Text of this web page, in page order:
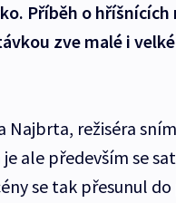
Příběh o hříšnících
zve malé i
režiséra
ale především se
se tak přesunul